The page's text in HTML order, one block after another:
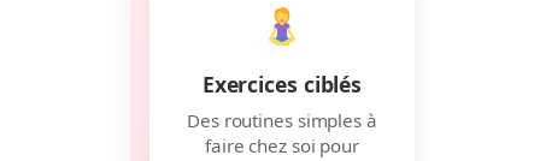
Exercices ciblés
Des routines simples à
faire chez soi pour